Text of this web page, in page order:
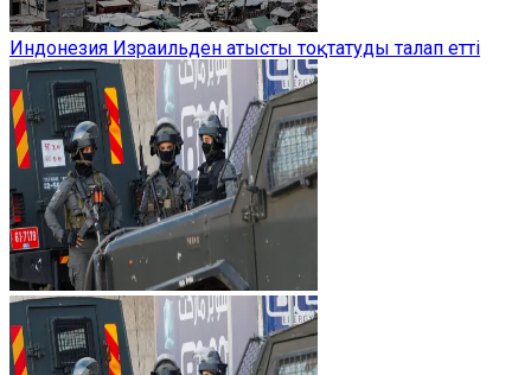
Индонезия Израильден атысты тоқтатуды талап етті